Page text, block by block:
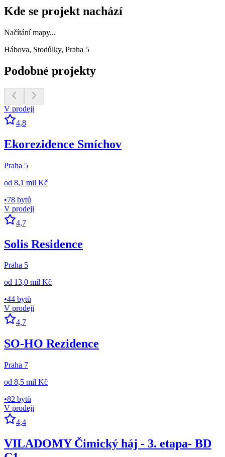
Kde se projekt nachází
Načítání mapy...
Hábova, Stodůlky, Praha 5
Podobné projekty
V prodeji
4,8
Ekorezidence Smíchov
Praha 5
od 8,1 mil Kč
•78 bytů
V prodeji
4,7
Solis Residence
Praha 5
od 13,0 mil Kč
•44 bytů
V prodeji
4,7
SO-HO Rezidence
Praha 7
od 8,5 mil Kč
•82 bytů
V prodeji
4,4
VILADOMY Čimický háj - 3. etapa- BD